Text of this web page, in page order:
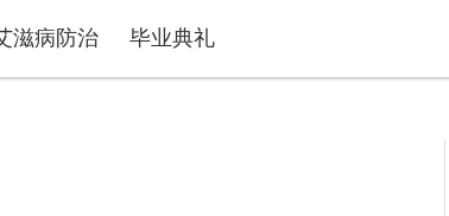
滋病防治 毕业典礼